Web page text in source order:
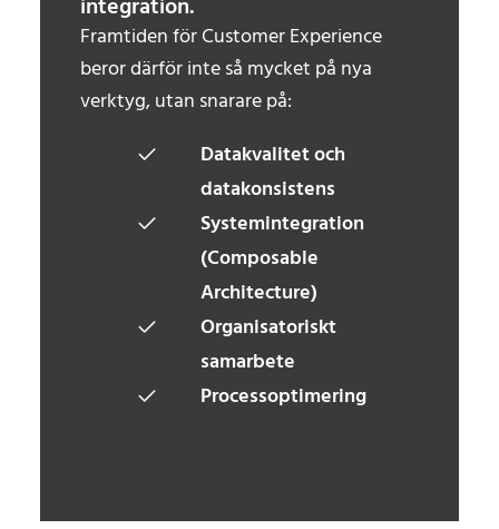
integration.
Framtiden för Customer Experience
beror därför inte så mycket på nya
verktyg, utan snarare på:
Datakvalitet och
datakonsistens
Systemintegration
(Composable
Architecture)
Organisatoriskt
samarbete
Processoptimering